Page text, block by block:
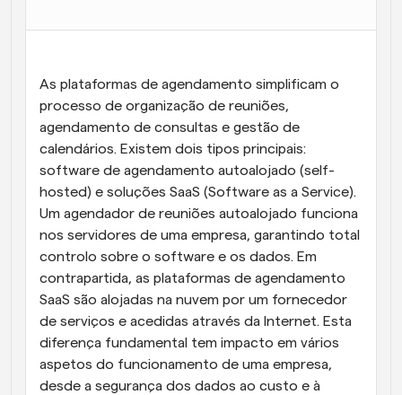
Agendamento potenciado com chamadas
impulsionadas por IA
Fluxos de trabalho
Blogue
Mantenha-se atualizado com as últimas notícias e
atualizações
Reuniões Instantâneas
Reunião com clientes em minutos
Links de Grupo Dinâmico
Agende reuniões de forma fluida com várias pessoas
Webhooks
Receba notificações quando algo acontecer
As plataformas de agendamento simplificam o
processo de organização de reuniões,
agendamento de consultas e gestão de
calendários. Existem dois tipos principais:
software de agendamento autoalojado (self-
hosted) e soluções SaaS (Software as a Service).
Um agendador de reuniões autoalojado funciona
nos servidores de uma empresa, garantindo total
controlo sobre o software e os dados. Em
contrapartida, as plataformas de agendamento
SaaS são alojadas na nuvem por um fornecedor
de serviços e acedidas através da Internet. Esta
diferença fundamental tem impacto em vários
aspetos do funcionamento de uma empresa,
desde a segurança dos dados ao custo e à